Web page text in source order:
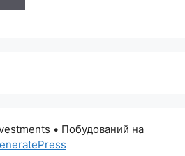
• Побудований на